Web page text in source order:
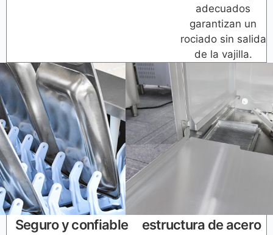
adecuados
garantizan un
rociado sin salida
de la vajilla.
Seguro y confiable
estructura de acero